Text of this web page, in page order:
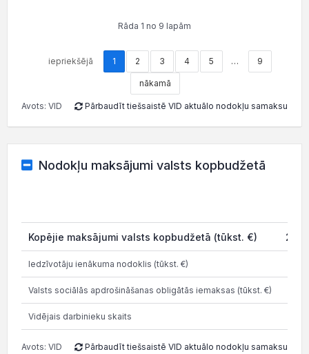
Rāda 1 no 9 lapām
iepriekšējā 1 2 3 4 5 … 9
nākamā
Avots: VID Pārbaudīt tiešsaistē VID aktuālo nodokļu samaksu
Nodokļu maksājumi valsts kopbudžetā
Kopējie maksājumi valsts kopbudžetā (tūkst. €)
Iedzīvotāju ienākuma nodoklis (tūkst. €)
Valsts sociālās apdrošināšanas obligātās iemaksas (tūkst. €)
Vidējais darbinieku skaits
Avots: VID Pārbaudīt tiešsaistē VID aktuālo nodokļu samaksu